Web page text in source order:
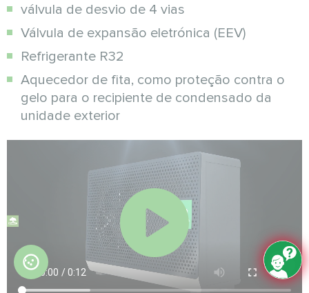
válvula de desvio de 4 vias
Válvula de expansão eletrónica (EEV)
Refrigerante R32
Aquecedor de fita, como proteção contra o
gelo para o recipiente de condensado da
unidade exterior